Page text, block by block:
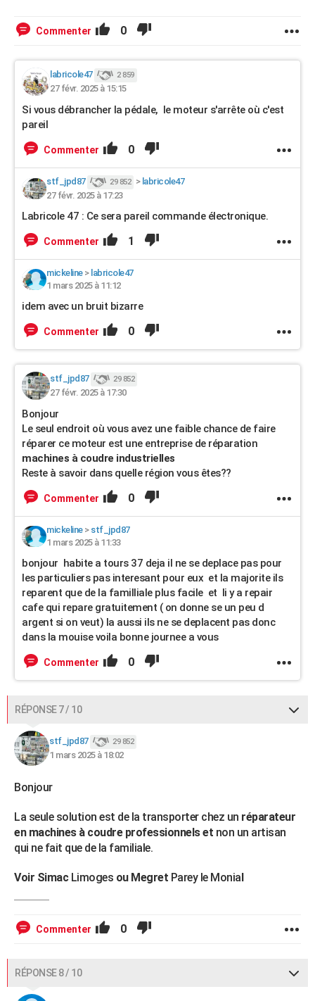
Commenter 0
labricole47 2 859
27 févr. 2025 à 15:15
Si vous débrancher la pédale, le moteur s'arrête où c'est
pareil
Commenter 0
stf_jpd87 29 852 > labricole47
27 févr. 2025 à 17:23
Labricole 47 : Ce sera pareil commande électronique.
Commenter 1
mickeline> labricole47
1 mars 2025 à 11:12
idem avec un bruit bizarre
Commenter 0
stf_jpd87 29 852
27 févr. 2025 à 17:30
Bonjour
Le seul endroit où vous avez une faible chance de faire
réparer ce moteur est une entreprise de réparation
machines à coudre industrielles
Reste à savoir dans quelle région vous êtes??
Commenter 0
mickeline> stf_jpd87
1 mars 2025 à 11:33
bonjour habite a tours 37 deja il ne se deplace pas pour
les particuliers pas interesant pour eux et la majorite ils
reparent que de la familliale plus facile et li y a repair
cafe qui repare gratuitement ( on donne se un peu d
argent si on veut) la aussi ils ne se deplacent pas donc
dans la mouise voila bonne journee a vous
Commenter 0
RÉPONSE 7 / 10
stf_jpd87 29 852
1 mars 2025 à 18:02
Bonjour
La seule solution est de la transporter chez un réparateur
en machines à coudre professionnels et non un artisan
qui ne fait que de la familiale.
Voir Simac Limoges ou Megret Parey le Monial
Commenter 0
RÉPONSE 8 / 10